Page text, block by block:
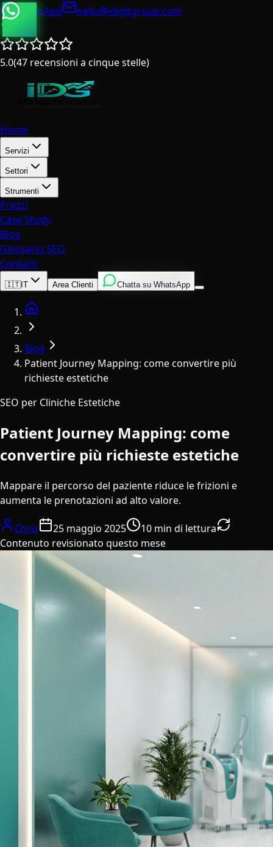
WhatsApp
hello@idigitgroup.com
5.0(47 recensioni a cinque stelle)
Home
Servizi
Settori
Strumenti
Prezzi
Case Study
Blog
Glossario SEO
Contatti
IngleseItalianoSpagnolo
🇮🇹IT Area Clienti Chatta su WhatsApp
Blog
Patient Journey Mapping: come convertire più
richieste estetiche
SEO per Cliniche Estetiche
Patient Journey Mapping: come
convertire più richieste estetiche
Mappare il percorso del paziente riduce le frizioni e
aumenta le prenotazioni ad alto valore.
Chris 25 maggio 2025
10 min di lettura
Contenuto revisionato questo mese